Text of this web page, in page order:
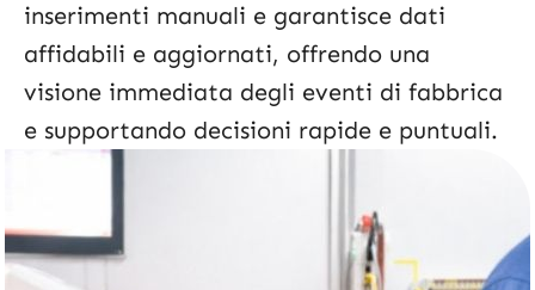
inserimenti manuali e garantisce dati
affidabili e aggiornati, offrendo una
visione immediata degli eventi di fabbrica
e supportando decisioni rapide e puntuali.